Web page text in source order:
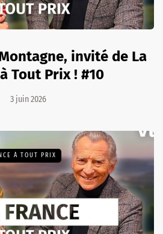
invité de La
Tout Prix ! #10
3 juin 2026
À TOUT PRIX